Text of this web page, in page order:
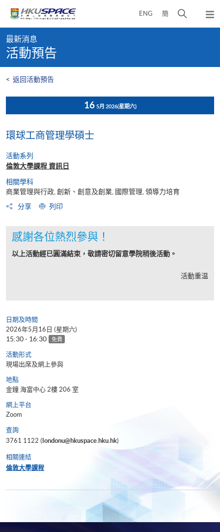
content
ENG 簡
開
彈
出
content
start
最新消息
活動預告
< 返回活動預告
16 5月 2026(星期六)
環球工商管理學​碩士
活動系列
倫敦大學課程 資訊日
相關學科
商業管理與行政, 創新、創意及創業, 國際管理, 領導力培育
分享
列印
感謝各位熱烈參與！
以上活動經已圓滿結束，敬請密切留意學院稍後活動。
活動重温
日期及時間
2026年5月16日 (星期六)
15:30 - 16:30 免費
活動形式
現場出席及網上參與
地點
金鐘 海富中心 2樓 206 室
網上平台
Zoom
查詢
3761 1122 (londonu@hkuspace.hku.hk)
相關連結
倫敦大學課程